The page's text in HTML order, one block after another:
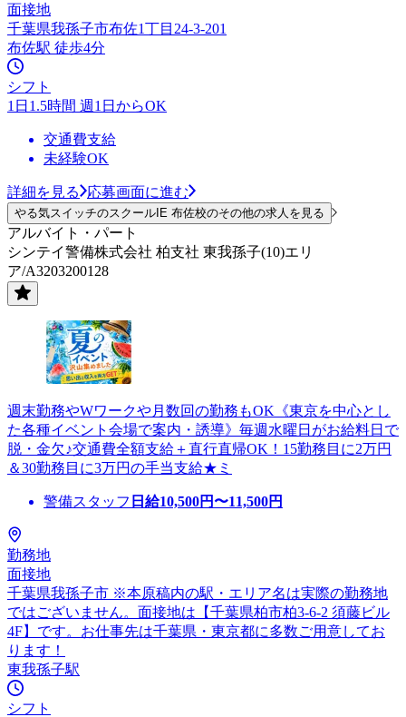
面接地
千葉県我孫子市布佐1丁目24-3-201
布佐駅 徒歩4分
シフト
1日1.5時間 週1日からOK
交通費支給
未経験OK
詳細を見る 応募画面に進む
やる気スイッチのスクールIE 布佐校のその他の求人を見る
アルバイト・パート
シンテイ警備株式会社 柏支社 東我孫子(10)エリ
ア/A3203200128
週末勤務やWワークや月数回の勤務もOK《東京を中心とし
た各種イベント会場で案内・誘導》毎週水曜日がお給料日で
脱・金欠♪交通費全額支給＋直行直帰OK！15勤務目に2万円
＆30勤務目に3万円の手当支給★ミ
警備スタッフ 日給10,500円〜11,500円
勤務地
面接地
千葉県我孫子市 ※本原稿内の駅・エリア名は実際の勤務地
ではございません。面接地は【千葉県柏市柏3-6-2 須藤ビル
4F】です。お仕事先は千葉県・東京都に多数ご用意してお
ります！
東我孫子駅
シフト